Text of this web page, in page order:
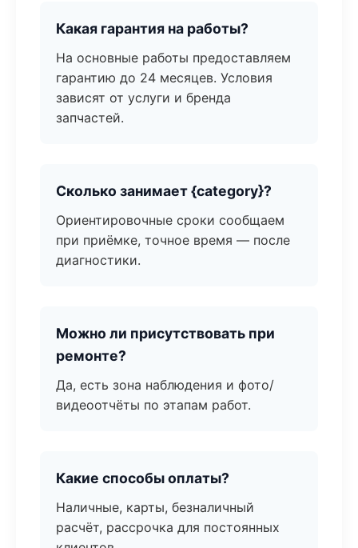
Какая гарантия на работы?
На основные работы предоставляем
гарантию до 24 месяцев. Условия
зависят от услуги и бренда
запчастей.
Сколько занимает {category}?
Ориентировочные сроки сообщаем
при приёмке, точное время — после
диагностики.
Можно ли присутствовать при
ремонте?
Да, есть зона наблюдения и фото/
видеоотчёты по этапам работ.
Какие способы оплаты?
Наличные, карты, безналичный
расчёт, рассрочка для постоянных